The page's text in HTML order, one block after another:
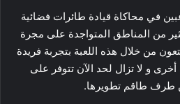
في محاكاة قيادة طائرات فضائية
من المناطق المتواجدة على مجرة
من خلال هذه اللعبة بتجربة فريدة
و لا تزال لحد الآن تتوفر على
طرف طاقم تطويرها.